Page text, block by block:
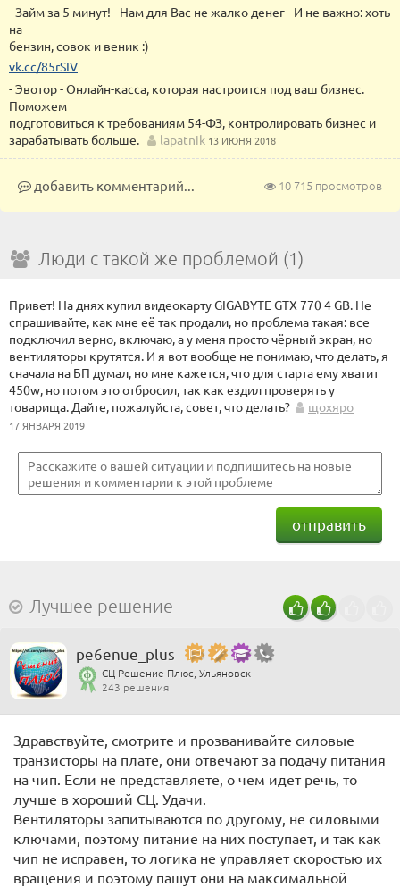
- Займ за 5 минут! - Нам для Вас не жалко денег - И не важно: хоть
на
бензин, совок и веник :)
vk.cc/85rSIV
- Эвотор - Онлайн-касса, которая настроится под ваш бизнес.
Поможем
подготовиться к требованиям 54-ФЗ, контролировать бизнес и
зарабатывать больше.
lapatnik 13 ИЮНЯ 2018
10 715 просмотров
добавить комментарий...
Люди с такой же проблемой (1)
Привет! На днях купил видеокарту GIGABYTE GTX 770 4 GB. Не
спрашивайте, как мне её так продали, но проблема такая: все
подключил верно, включаю, а у меня просто чёрный экран, но
вентиляторы крутятся. И я вот вообще не понимаю, что делать, я
сначала на БП думал, но мне кажется, что для старта ему хватит
450w, но потом это отбросил, так как ездил проверять у
товарища. Дайте, пожалуйста, совет, что делать?
щохяро
17 ЯНВАРЯ 2019
отправить
Лучшее решение
pe6enue_plus
СЦ Решение Плюс, Ульяновск
243 решения
Здравствуйте, смотрите и прозванивайте силовые
транзисторы на плате, они отвечают за подачу питания
на чип. Если не представляете, о чем идет речь, то
лучше в хороший СЦ. Удачи.
Вентиляторы запитываются по другому, не силовыми
ключами, поэтому питание на них поступает, и так как
чип не исправен, то логика не управляет скоростью их
вращения и поэтому пашут они на максимальной